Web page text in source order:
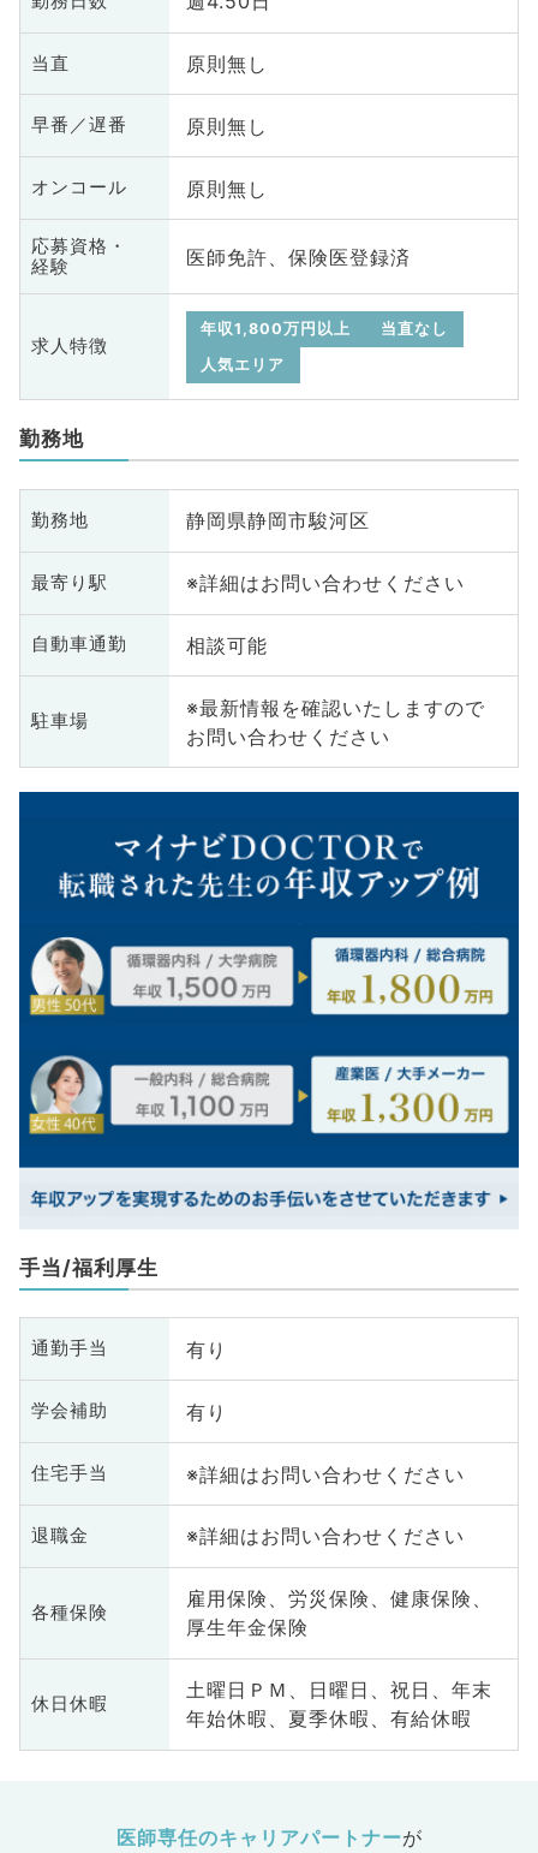
当直 原則無し
早番／遅番 原則無し
オンコール 原則無し
応募資格・
経験
医師免許、保険医登録済
求人特徴
年収1,800万円以上
当直なし
人気エリア
勤務地
勤務地 静岡県静岡市駿河区
最寄り駅 ※詳細はお問い合わせください
自動車通勤 相談可能
駐車場
※最新情報を確認いたしますので
お問い合わせください
手当/福利厚生
通勤手当 有り
学会補助 有り
住宅手当 ※詳細はお問い合わせください
退職金 ※詳細はお問い合わせください
各種保険
雇用保険、労災保険、健康保険、
厚生年金保険
休日休暇
土曜日ＰＭ、日曜日、祝日、年末
年始休暇、夏季休暇、有給休暇
医師専任のキャリアパートナーが